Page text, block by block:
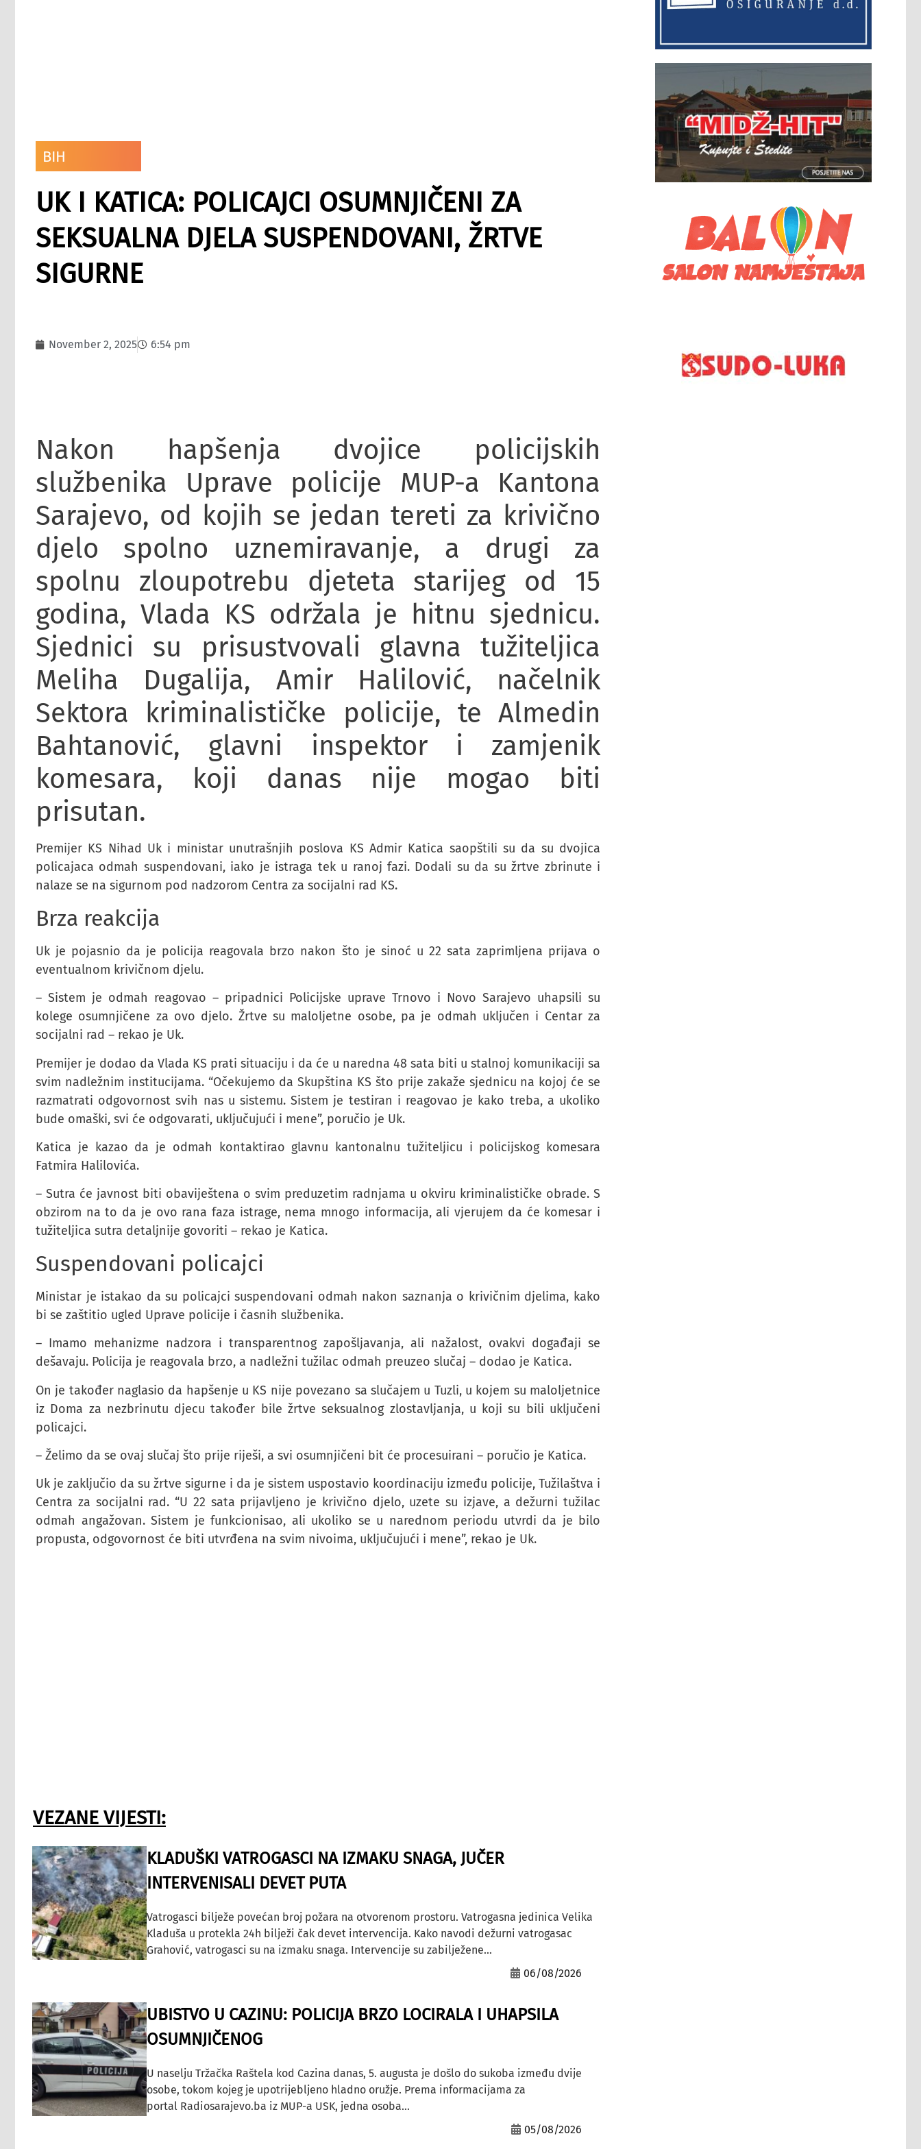
BIH
UK I KATICA: POLICAJCI OSUMNJIČENI ZA
SEKSUALNA DJELA SUSPENDOVANI, ŽRTVE
SIGURNE
November 2, 2025 6:54 pm
Nakon hapšenja dvojice policijskih
službenika Uprave policije MUP-a Kantona
Sarajevo, od kojih se jedan tereti za krivično
djelo spolno uznemiravanje, a drugi za
spolnu zloupotrebu djeteta starijeg od 15
godina, Vlada KS održala je hitnu sjednicu.
Sjednici su prisustvovali glavna tužiteljica
Meliha Dugalija, Amir Halilović, načelnik
Sektora kriminalističke policije, te Almedin
Bahtanović, glavni inspektor i zamjenik
komesara, koji danas nije mogao biti
prisutan.
Premijer KS Nihad Uk i ministar unutrašnjih poslova KS Admir Katica saopštili su da su dvojica
policajaca odmah suspendovani, iako je istraga tek u ranoj fazi. Dodali su da su žrtve zbrinute i
nalaze se na sigurnom pod nadzorom Centra za socijalni rad KS.
Brza reakcija
Uk je pojasnio da je policija reagovala brzo nakon što je sinoć u 22 sata zaprimljena prijava o
eventualnom krivičnom djelu.
– Sistem je odmah reagovao – pripadnici Policijske uprave Trnovo i Novo Sarajevo uhapsili su
kolege osumnjičene za ovo djelo. Žrtve su maloljetne osobe, pa je odmah uključen i Centar za
socijalni rad – rekao je Uk.
Premijer je dodao da Vlada KS prati situaciju i da će u naredna 48 sata biti u stalnoj komunikaciji sa
svim nadležnim institucijama. “Očekujemo da Skupština KS što prije zakaže sjednicu na kojoj će se
razmatrati odgovornost svih nas u sistemu. Sistem je testiran i reagovao je kako treba, a ukoliko
bude omaški, svi će odgovarati, uključujući i mene”, poručio je Uk.
Katica je kazao da je odmah kontaktirao glavnu kantonalnu tužiteljicu i policijskog komesara
Fatmira Halilovića.
– Sutra će javnost biti obaviještena o svim preduzetim radnjama u okviru kriminalističke obrade. S
obzirom na to da je ovo rana faza istrage, nema mnogo informacija, ali vjerujem da će komesar i
tužiteljica sutra detaljnije govoriti – rekao je Katica.
Suspendovani policajci
Ministar je istakao da su policajci suspendovani odmah nakon saznanja o krivičnim djelima, kako
bi se zaštitio ugled Uprave policije i časnih službenika.
– Imamo mehanizme nadzora i transparentnog zapošljavanja, ali nažalost, ovakvi događaji se
dešavaju. Policija je reagovala brzo, a nadležni tužilac odmah preuzeo slučaj – dodao je Katica.
On je također naglasio da hapšenje u KS nije povezano sa slučajem u Tuzli, u kojem su maloljetnice
iz Doma za nezbrinutu djecu također bile žrtve seksualnog zlostavljanja, u koji su bili uključeni
policajci.
– Želimo da se ovaj slučaj što prije riješi, a svi osumnjičeni bit će procesuirani – poručio je Katica.
Uk je zaključio da su žrtve sigurne i da je sistem uspostavio koordinaciju između policije, Tužilaštva i
Centra za socijalni rad. “U 22 sata prijavljeno je krivično djelo, uzete su izjave, a dežurni tužilac
odmah angažovan. Sistem je funkcionisao, ali ukoliko se u narednom periodu utvrdi da je bilo
propusta, odgovornost će biti utvrđena na svim nivoima, uključujući i mene”, rekao je Uk.
VEZANE VIJESTI:
KLADUŠKI VATROGASCI NA IZMAKU SNAGA, JUČER
INTERVENISALI DEVET PUTA
Vatrogasci bilježe povećan broj požara na otvorenom prostoru. Vatrogasna jedinica Velika
Kladuša u protekla 24h bilježi čak devet intervencija. Kako navodi dežurni vatrogasac
Grahović, vatrogasci su na izmaku snaga. Intervencije su zabilježene...
06/08/2026
UBISTVO U CAZINU: POLICIJA BRZO LOCIRALA I UHAPSILA
OSUMNJIČENOG
U naselju Tržačka Raštela kod Cazina danas, 5. augusta je došlo do sukoba između dvije
osobe, tokom kojeg je upotrijebljeno hladno oružje. Prema informacijama za
portal Radiosarajevo.ba iz MUP-a USK, jedna osoba...
05/08/2026